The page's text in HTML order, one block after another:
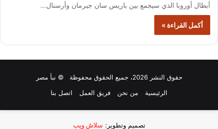
أبطال أوروبا الذي سيجمع بين باريس سان جيرمان وأرسنال…
أكمل القراءة »
حقوق النشر 2026، جميع الحقوق محفوظة © نبأ مصر
الرئيسية
من نحن فريق العمل اتصل بنا
تصميم وتطوير: سلاش ويب